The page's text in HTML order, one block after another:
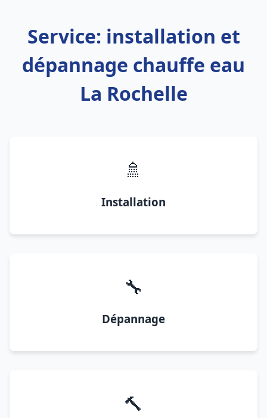
Service: installation et
dépannage chauffe eau
La Rochelle
🚿
Installation
🔧
Dépannage
🔨